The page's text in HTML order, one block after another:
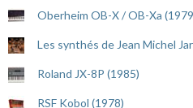
Oberheim OB-X / OB-Xa
Les synthés de Jean Michel
Roland JX-8P (1985)
RSF Kobol (1978)